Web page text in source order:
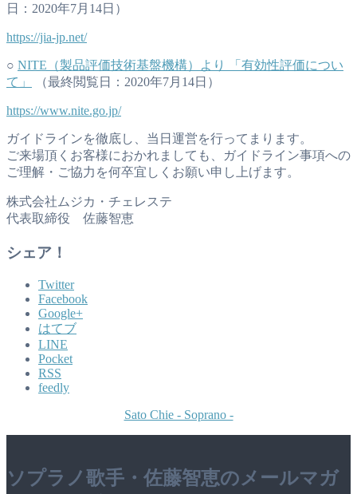
日：2020年7月14日）
https://jia-jp.net/
○ NITE（製品評価技術基盤機構）より 「有効性評価につい
て」
（最終閲覧日：2020年7月14日）
https://www.nite.go.jp/
ガイドラインを徹底し、当日運営を行ってまります。
ご来場頂くお客様におかれましても、ガイドライン事項への
ご理解・ご協力を何卒宜しくお願い申し上げます。
株式会社ムジカ・チェレステ
代表取締役 佐藤智恵
シェア！
Twitter
Facebook
Google+
はてブ
LINE
Pocket
RSS
feedly
Sato Chie - Soprano -
ソプラノ歌手・佐藤智恵のメールマガ